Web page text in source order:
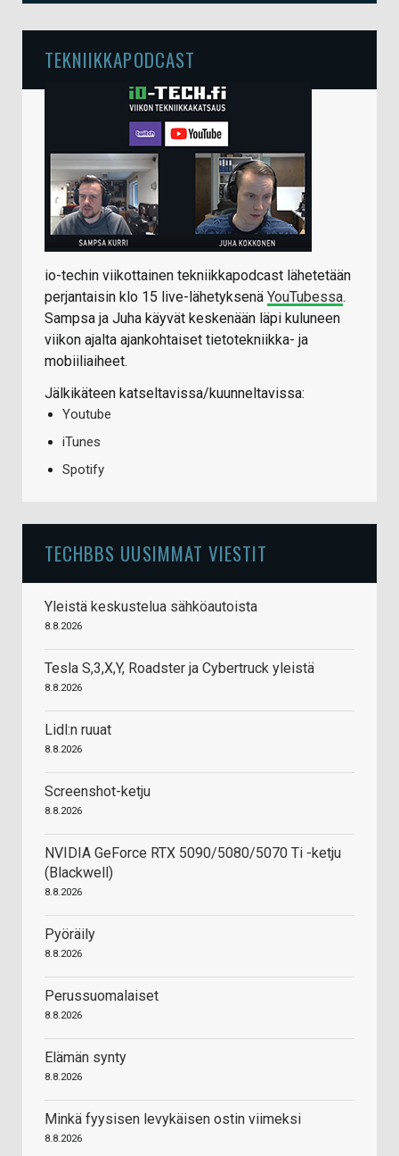
TEKNIIKKAPODCAST
io-techin viikottainen tekniikkapodcast lähetetään
perjantaisin klo 15 live-lähetyksenä YouTubessa.
Sampsa ja Juha käyvät keskenään läpi kuluneen
viikon ajalta ajankohtaiset tietotekniikka- ja
mobiiliaiheet.
Jälkikäteen katseltavissa/kuunneltavissa:
Youtube
iTunes
Spotify
TECHBBS UUSIMMAT VIESTIT
Yleistä keskustelua sähköautoista
8.8.2026
Tesla S,3,X,Y, Roadster ja Cybertruck yleistä
8.8.2026
Lidl:n ruuat
8.8.2026
Screenshot-ketju
8.8.2026
NVIDIA GeForce RTX 5090/5080/5070 Ti -ketju
(Blackwell)
8.8.2026
Pyöräily
8.8.2026
Perussuomalaiset
8.8.2026
Elämän synty
8.8.2026
Minkä fyysisen levykäisen ostin viimeksi
8.8.2026